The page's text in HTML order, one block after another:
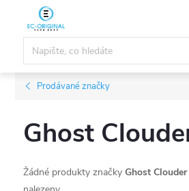
obsah
Prodávané značky
Ghost
Žádné produkty značkyGhost Clouder